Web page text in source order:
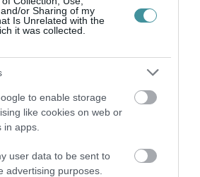
or Sharing of my
Is Unrelated with the
it was collected.
to enable storage
like cookies on web or
apps.
user data to be sent to
advertising purposes.
legfrissebb hírekről, kövessen
ÜGYEK Google Hírek oldalán!